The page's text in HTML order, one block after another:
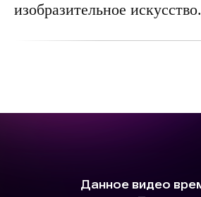
изобразительное искусство.